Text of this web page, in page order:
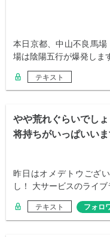
本日京都、中山不良馬
場は陰陽五行が爆発しま
テキスト
やや荒れぐらいでし
将持ちがいっぱいい
昨日はオメデトウござ
し！ 大サービスのライ
テキスト フォロ